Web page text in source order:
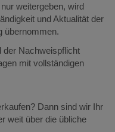
weitergeben, wird
und Aktualität der
übernommen.
der Nachweispflicht
mit vollständigen
Dann sind wir Ihr
weit über die übliche